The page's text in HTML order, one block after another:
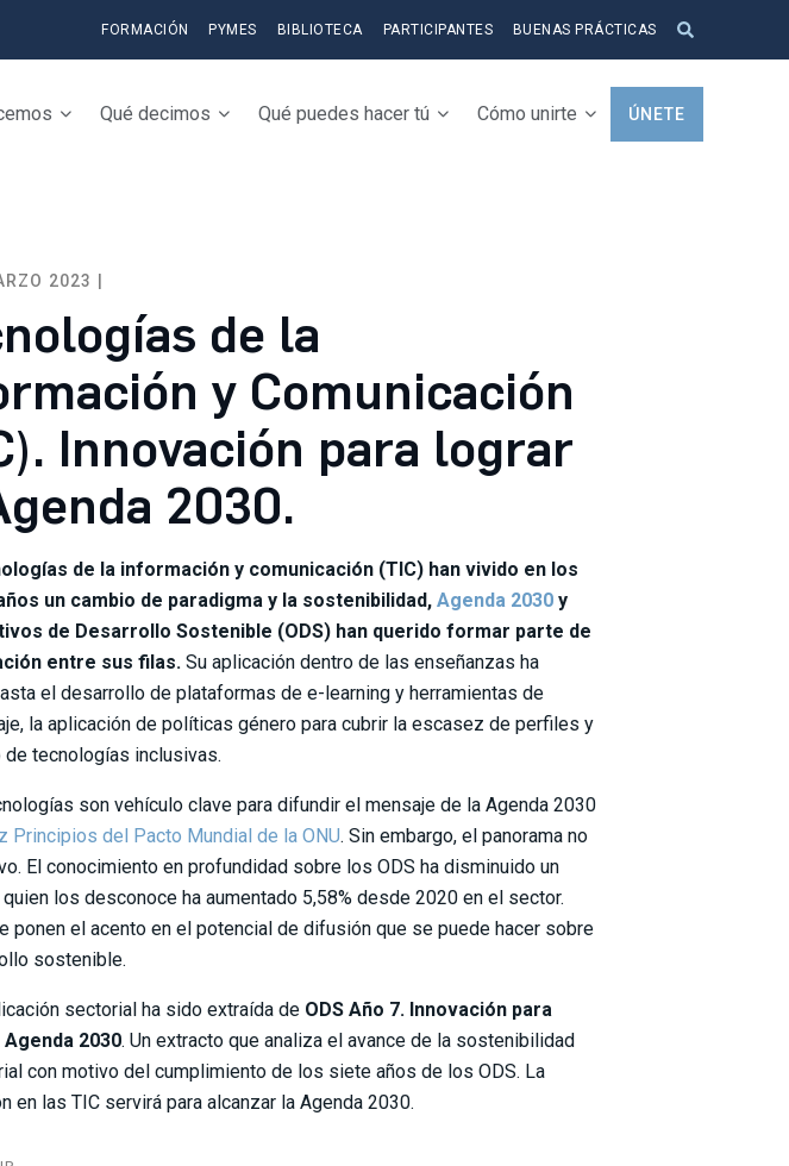
FORMACIÓN PYMES BIBLIOTECA PARTICIPANTES BUENAS PRÁCTICAS
Qué decimos Qué puedes hacer tú Cómo unirte ÚNETE
2023 |
de la
y Comunicación
Innovación para lograr
2030.
de la información y comunicación (TIC) han vivido en los
un cambio de paradigma y la sostenibilidad, Agenda 2030y
de Desarrollo Sostenible (ODS) han querido formar parte de
entre sus filas. Su aplicación dentro de las enseñanzas ha
el desarrollo de plataformas de e-learning y herramientas de
la aplicación de políticas género para cubrir la escasez de perfiles y
tecnologías inclusivas.
son vehículo clave para difundir el mensaje de la Agenda 2030
Principios del Pacto Mundial de la ONU. Sin embargo, el panorama no
El conocimiento en profundidad sobre los ODS ha disminuido un
quien los desconoce ha aumentado 5,58% desde 2020 en el sector.
ponen el acento en el potencial de difusión que se puede hacer sobre
sostenible.
sectorial ha sido extraída de ODS Año 7. Innovación para
2030. Un extracto que analiza el avance de la sostenibilidad
con motivo del cumplimiento de los siete años de los ODS. La
en las TIC servirá para alcanzar la Agenda 2030.